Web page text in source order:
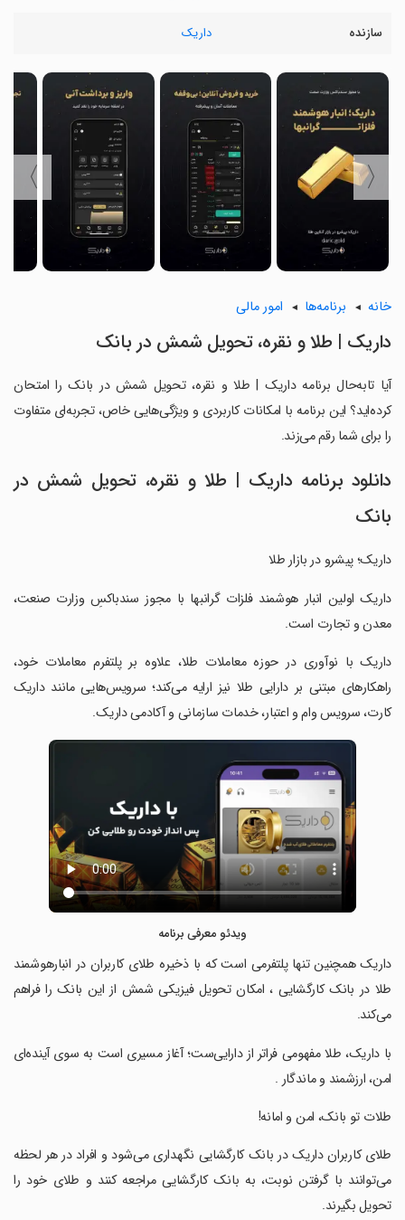
سازنده داریک
〈
〉
خانه برنامه‌ها امور مالی
‏‏داریک | طلا و نقره، تحویل شمش در بانک
آیا تابه‌حال برنامه ‏‏داریک | طلا و نقره، تحویل شمش در بانک را امتحان
کرده‌اید؟ این برنامه با امکانات کاربردی و ویژگی‌هایی خاص، تجربه‌ای متفاوت
را برای شما رقم می‌زند.
دانلود برنامه ‏‏داریک | طلا و نقره، تحویل شمش در
بانک
‏‏‏داریک؛ پیشرو در بازار طلا
‏‏‏داریک اولین انبار هوشمند فلزات گرانبها با مجوز سندباکسِ وزارت صنعت،
معدن و تجارت است.
‏‏‏داریک با نوآوری در حوزه معاملات طلا، علاوه بر پلتفرم معاملات خود،
راهکارهای مبتنی بر دارایی طلا نیز ارایه می‌کند؛ سرویس‌هایی مانند داریک
کارت،‌ سرویس وام و اعتبار، خدمات سازمانی و آکادمی داریک.
ویدئو معرفی برنامه
‏‏‏داریک همچنین تنها پلتفرمی است که با ذخیره طلای کاربران در انبارهوشمند
طلا در بانک کارگشایی ، امکان تحویل فیزیکی شمش از این بانک را فراهم
می‌کند.
‏‏‏با داریک، طلا مفهومی فراتر از دارایی‌ست؛ آغاز مسیری‌ است به سوی آینده‌ای
امن، ارزشمند و ماندگار .
‏‏‏طلات تو بانک، امن و امانه!
‏‏‏طلای کاربران داریک در بانک کارگشایی نگهداری می‌شود و افراد در هر لحظه
می‌توانند با گرفتن نوبت، به بانک کارگشایی مراجعه کنند و طلای خود را
تحویل بگیرند.